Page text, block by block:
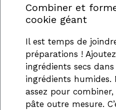
Combiner et
cookie géant
Il est temps de
préparations !
ingrédients secs
ingrédients humides.
assez pour
pâte outre mesure.